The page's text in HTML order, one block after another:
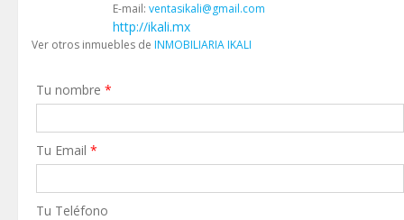
E-mail: ventasikali@gmail.com
http://ikali.mx
Ver otros inmuebles de INMOBILIARIA IKALI
Tu nombre *
Tu Email *
Tu Teléfono